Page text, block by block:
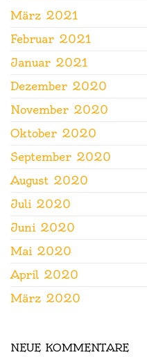
März 2021
Februar 2021
Januar 2021
Dezember 2020
November 2020
Oktober 2020
September 2020
August 2020
Juli 2020
Juni 2020
Mai 2020
April 2020
März 2020
NEUE KOMMENTARE